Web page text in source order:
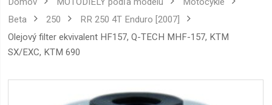
Beta
250
RR 250 4T Enduro [2007]
Olejový filter ekvivalent HF157, Q-TECH MHF-157, KTM
SX/EXC, KTM 690